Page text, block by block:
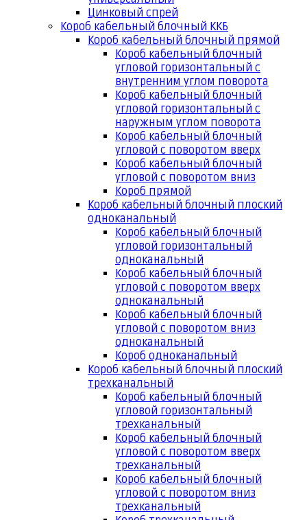
Цинковый спрей
Короб кабельный блочный ККБ
Короб кабельный блочный прямой
Короб кабельный блочный
угловой горизонтальный с
внутренним углом поворота
Короб кабельный блочный
угловой горизонтальный с
наружным углом поворота
Короб кабельный блочный
угловой с поворотом вверх
Короб кабельный блочный
угловой с поворотом вниз
Короб прямой
Короб кабельный блочный плоский
одноканальный
Короб кабельный блочный
угловой горизонтальный
одноканальный
Короб кабельный блочный
угловой с поворотом вверх
одноканальный
Короб кабельный блочный
угловой с поворотом вниз
одноканальный
Короб одноканальный
Короб кабельный блочный плоский
трехканальный
Короб кабельный блочный
угловой горизонтальный
трехканальный
Короб кабельный блочный
угловой с поворотом вверх
трехканальный
Короб кабельный блочный
угловой с поворотом вниз
трехканальный